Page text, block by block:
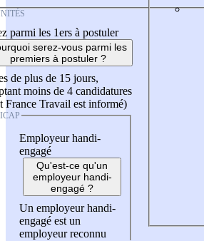
parmi les 1ers à postuler
serez-vous parmi les
premiers à postuler ?
de plus de 15 jours,
moins de 4 candidatures
France Travail est informé)
Employeur handi-
engagé
Qu'est-ce qu'un
employeur handi-
engagé ?
Un employeur handi-
engagé est un
employeur reconnu